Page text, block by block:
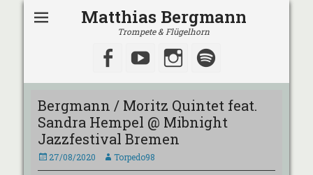
Matthias Bergmann
Trompete & Flügelhorn
Facebook
YouTubeInstagram
Bergmann / Moritz Quintet feat.
Sandra Hempel @ Mibnight
Jazzfestival Bremen
Veröffentlicht
am
27/08/2020 AutorTorpedo98